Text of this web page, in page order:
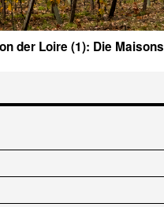
der Loire (1): Die Maisons